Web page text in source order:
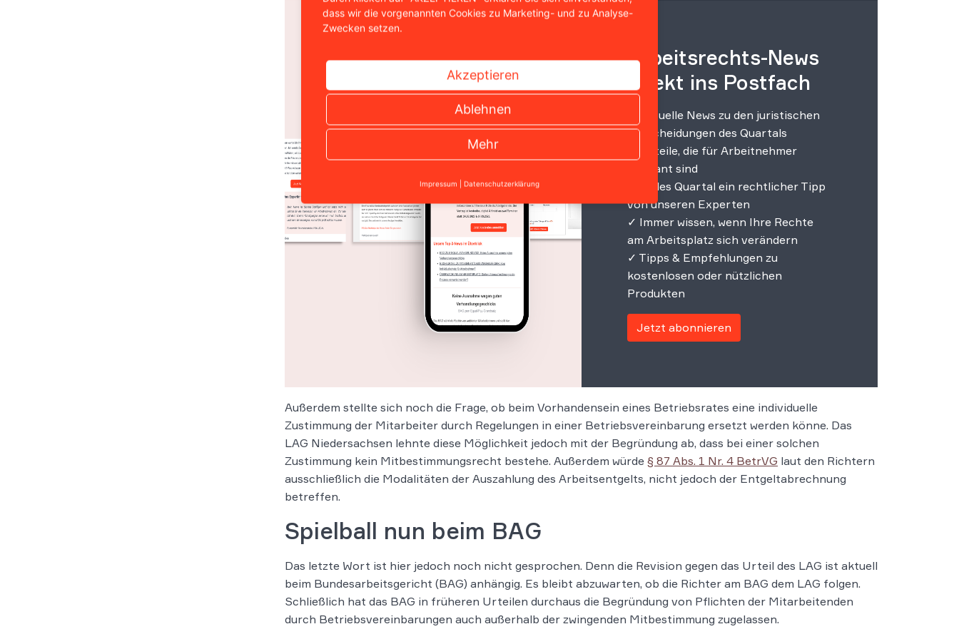
Arbeitsrechts-News
direkt ins Postfach
✓ Aktuelle News zu den juristischen
Entscheidungen des Quartals
✓ Urteile, die für Arbeitnehmer
relevant sind
✓ Jedes Quartal ein rechtlicher Tipp
von unseren Experten
✓ Immer wissen, wenn Ihre Rechte
am Arbeitsplatz sich verändern
✓ Tipps & Empfehlungen zu
kostenlosen oder nützlichen
Produkten
Jetzt abonnieren
Außerdem stellte sich noch die Frage, ob beim Vorhandensein eines Betriebsrates eine individuelle
Zustimmung der Mitarbeiter durch Regelungen in einer Betriebsvereinbarung ersetzt werden könne. Das
LAG Niedersachsen lehnte diese Möglichkeit jedoch mit der Begründung ab, dass bei einer solchen
Zustimmung kein Mitbestimmungsrecht bestehe. Außerdem würde § 87 Abs. 1 Nr. 4 BetrVG laut den Richtern
ausschließlich die Modalitäten der Auszahlung des Arbeitsentgelts, nicht jedoch der Entgeltabrechnung
betreffen.
Spielball nun beim BAG
Das letzte Wort ist hier jedoch noch nicht gesprochen. Denn die Revision gegen das Urteil des LAG ist aktuell
beim Bundesarbeitsgericht (BAG) anhängig. Es bleibt abzuwarten, ob die Richter am BAG dem LAG folgen.
Schließlich hat das BAG in früheren Urteilen durchaus die Begründung von Pflichten der Mitarbeitenden
durch Betriebsvereinbarungen auch außerhalb der zwingenden Mitbestimmung zugelassen.
dass wir die vorgenannten Cookies zu Marketing- und zu Analyse-
Zwecken setzen.
Akzeptieren
Ablehnen
Mehr
Impressum Datenschutzerklärung